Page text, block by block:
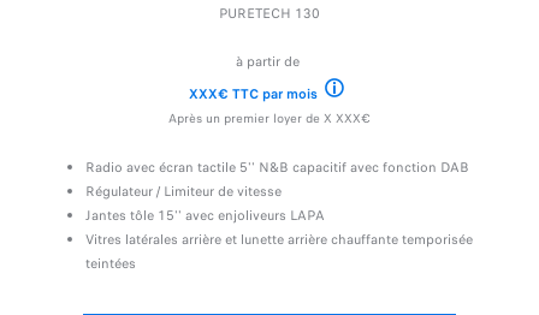
PURETECH 130
à partir de
XXX€ TTC par mois
Offre valable du 01/02/2022 au
Après un premier loyer de X XXX€
Radio avec écran tactile 5'' N&B capacitif avec fonction DAB
Régulateur / Limiteur de vitesse
Jantes tôle 15'' avec enjoliveurs LAPA
Vitres latérales arrière et lunette arrière chauffante temporisée
teintées